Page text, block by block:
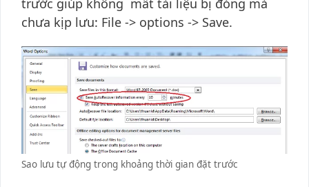
chưa kịp lưu: File -> options -> Save.
Sao lưu tự động trong khoảng thời gian đặt trước